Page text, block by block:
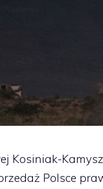
Kosiniak-
Polsce